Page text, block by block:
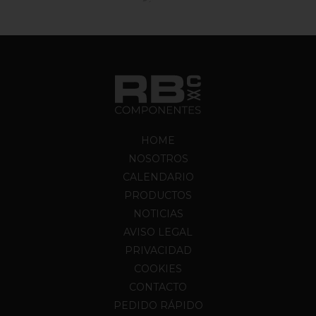
HOME
NOSOTROS
CALENDARIO
PRODUCTOS
NOTICIAS
AVISO LEGAL
PRIVACIDAD
COOKIES
CONTACTO
PEDIDO RÁPIDO